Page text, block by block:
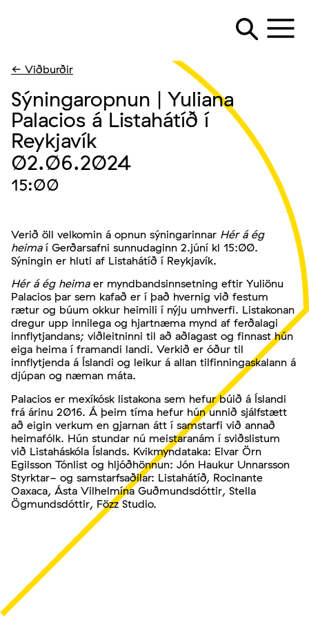
← Viðburðir
Sýningaropnun | Yuliana
Palacios á Listahátíð í
Reykjavík
02.06.2024
15:00
Verið öll velkomin á opnun sýningarinnar Hér á ég
heimaí Gerðarsafni sunnudaginn 2.júní kl 15:00.
Sýningin er hluti af Listahátíð í Reykjavík.
Hér á ég heimaer myndbandsinnsetning eftir Yuliönu
Palacios þar sem kafað er í það hvernig við festum
rætur og búum okkur heimili í nýju umhverfi. Listakonan
dregur upp innilega og hjartnæma mynd af ferðalagi
innflytjandans; viðleitninni til að aðlagast og finnast hún
eiga heima í framandi landi. Verkið er óður til
innflytjenda á Íslandi og leikur á allan tilfinningaskalann á
djúpan og næman máta.
Palacios er mexíkósk listakona sem hefur búið á Íslandi
frá árinu 2016. Á þeim tíma hefur hún unnið sjálfstætt
að eigin verkum en gjarnan átt í samstarfi við annað
heimafólk. Hún stundar nú meistaranám í sviðslistum
við Listaháskóla Íslands. Kvikmyndataka: Elvar Örn
Egilsson Tónlist og hljóðhönnun: Jón Haukur Unnarsson
Styrktar- og samstarfsaðilar: Listahátíð, Rocinante
Oaxaca, Ásta Vilhelmína Guðmundsdóttir, Stella
Ögmundsdóttir, Fözz Studio.